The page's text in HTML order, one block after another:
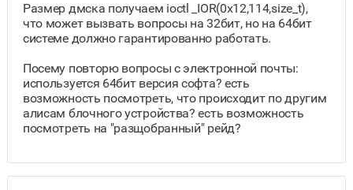
Размер дмска получаем ioctl _IOR(0x12,114,size_t),
что может вызвать вопросы на 32бит, но на 64бит
системе должно гарантированно работать.
Посему повторю вопросы с электронной почты:
используется 64бит версия софта? есть
возможность посмотреть, что происходит по другим
алисам блочного устройства? есть возможность
посмотреть на "разщобранный" рейд?